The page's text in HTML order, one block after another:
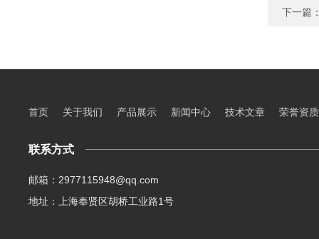
下一篇
首页 关于我们 产品展示 新闻中心 技术文章 荣誉资质
联系方式
邮箱：2977115948@qq.com
地址：上海奉贤区胡桥工业路1号